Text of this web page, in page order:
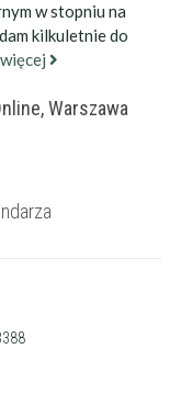
w stopniu na
kilkuletnie do
Warszawa